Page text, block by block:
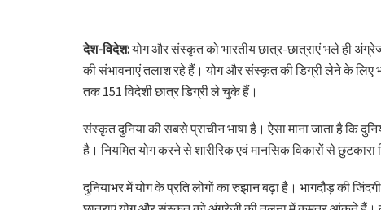
देश-विदेश:योग और संस्कृत को भारतीय छात्र-छात्राएं भले ही
की संभावनाएं तलाश रहे हैं। योग और संस्कृत की डिग्री लेने के लिए
तक 151 विदेशी छात्र डिग्री ले चुके हैं।
संस्कृत दुनिया की सबसे प्राचीन भाषा है। ऐसा माना जाता है कि
है। नियमित योग करने से शारीरिक एवं मानसिक विकारों से छुटकारा
दुनियाभर में योग के प्रति लोगों का रुझान बढ़ा है। भागदौड़ की